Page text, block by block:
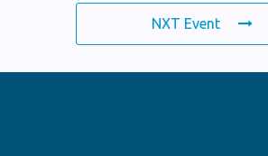
NXT Event